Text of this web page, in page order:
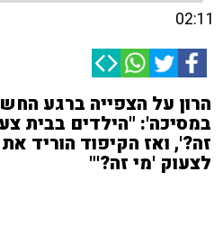
02:11
הרון על הצפייה ברגע
במסיכה': "הילדים בבית
זה?', ואז הקיפוד הוריד
לצעוק 'מי זה?'"